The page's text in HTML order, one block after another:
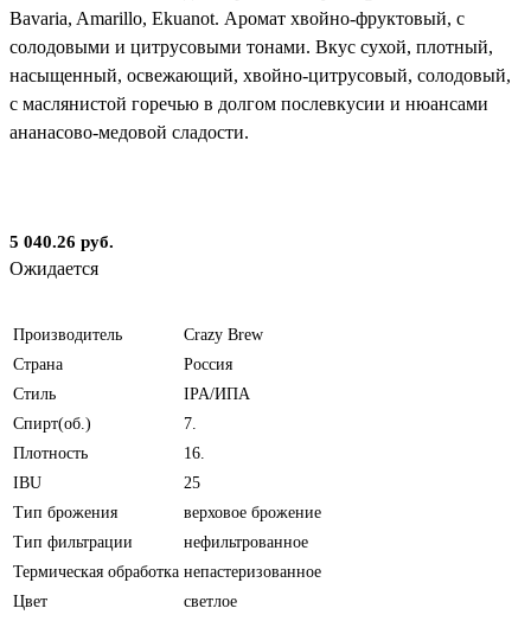
Bavaria, Amarillo, Ekuanot. Аромат хвойно-фруктовый, с
солодовыми и цитрусовыми тонами. Вкус сухой, плотный,
насыщенный, освежающий, хвойно-цитрусовый, солодовый,
с маслянистой горечью в долгом послевкусии и нюансами
ананасово-медовой сладости.
5 040.26 руб.
Ожидается
Производитель
Crazy Brew
Страна
Россия
Стиль
IPA/ИПА
Спирт(об.)
7.
Плотность
16.
IBU
25
Тип брожения
верховое брожение
Тип фильтрации
нефильтрованное
Термическая обработка непастеризованное
Цвет
светлое